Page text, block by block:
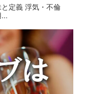
定義 浮気・不倫